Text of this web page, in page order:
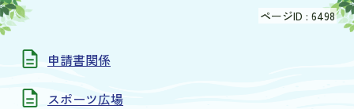
ページID : 6498
申請書関係
スポーツ広場